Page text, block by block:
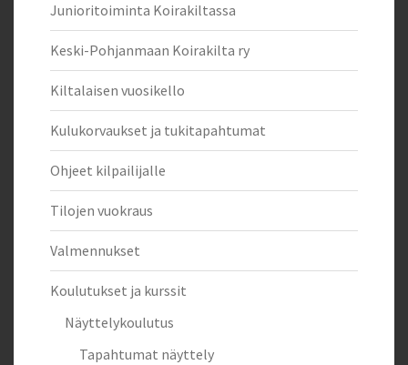
Junioritoiminta Koirakiltassa
Keski-Pohjanmaan Koirakilta ry
Kiltalaisen vuosikello
Kulukorvaukset ja tukitapahtumat
Ohjeet kilpailijalle
Tilojen vuokraus
Valmennukset
Koulutukset ja kurssit
Näyttelykoulutus
Tapahtumat näyttely